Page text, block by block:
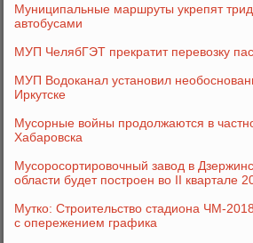
Муниципальные маршруты укрепят
автобусами
МУП ЧелябГЭТ прекратит перевозку
МУП Водоканал установил
Иркутске
Мусорные войны продолжаются в
Хабаровска
Мусоросортировочный завод в
области будет построен во II квартале
Мутко: Строительство стадиона ЧМ-
с опережением графика